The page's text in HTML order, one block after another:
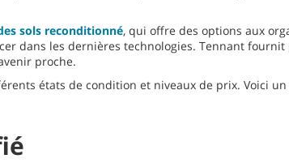
sols reconditionné, qui offre des options aux
dans les dernières technologies. Tennant
proche.
états de condition et niveaux de prix. Voici